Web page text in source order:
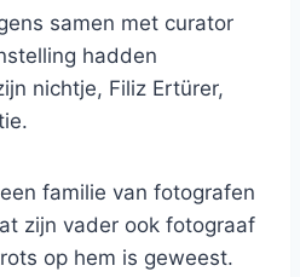
samen met curator
hadden
nichtje, Filiz Ertürer,
familie van fotografen
zijn vader ook fotograaf
op hem is geweest.